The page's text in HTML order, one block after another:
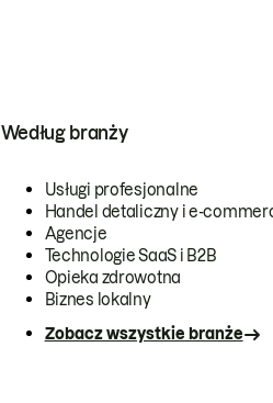
Według branży
Usługi profesjonalne
Handel detaliczny i e-
Agencje
Technologie SaaS i B2B
Opieka zdrowotna
Biznes lokalny
Zobacz wszystkie branże